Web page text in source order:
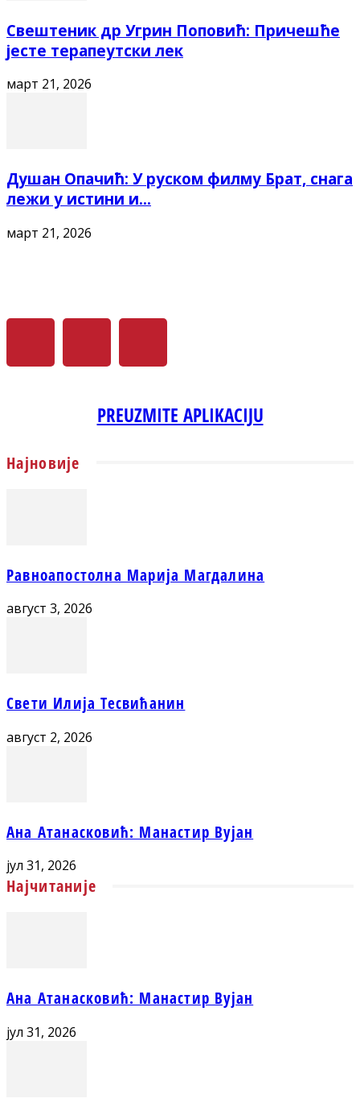
Свештеник др Угрин Поповић: Причешће
јесте терапеутски лек
март 21, 2026
Душан Опачић: У руском филму Брат, снага
лежи у истини и...
март 21, 2026
PREUZMITE APLIKACIJU
Најновије
Равноапостолна Марија Магдалина
август 3, 2026
Свети Илија Тесвићанин
август 2, 2026
Ана Атанасковић: Манастир Вујан
јул 31, 2026
Најчитаније
Ана Атанасковић: Манастир Вујан
јул 31, 2026